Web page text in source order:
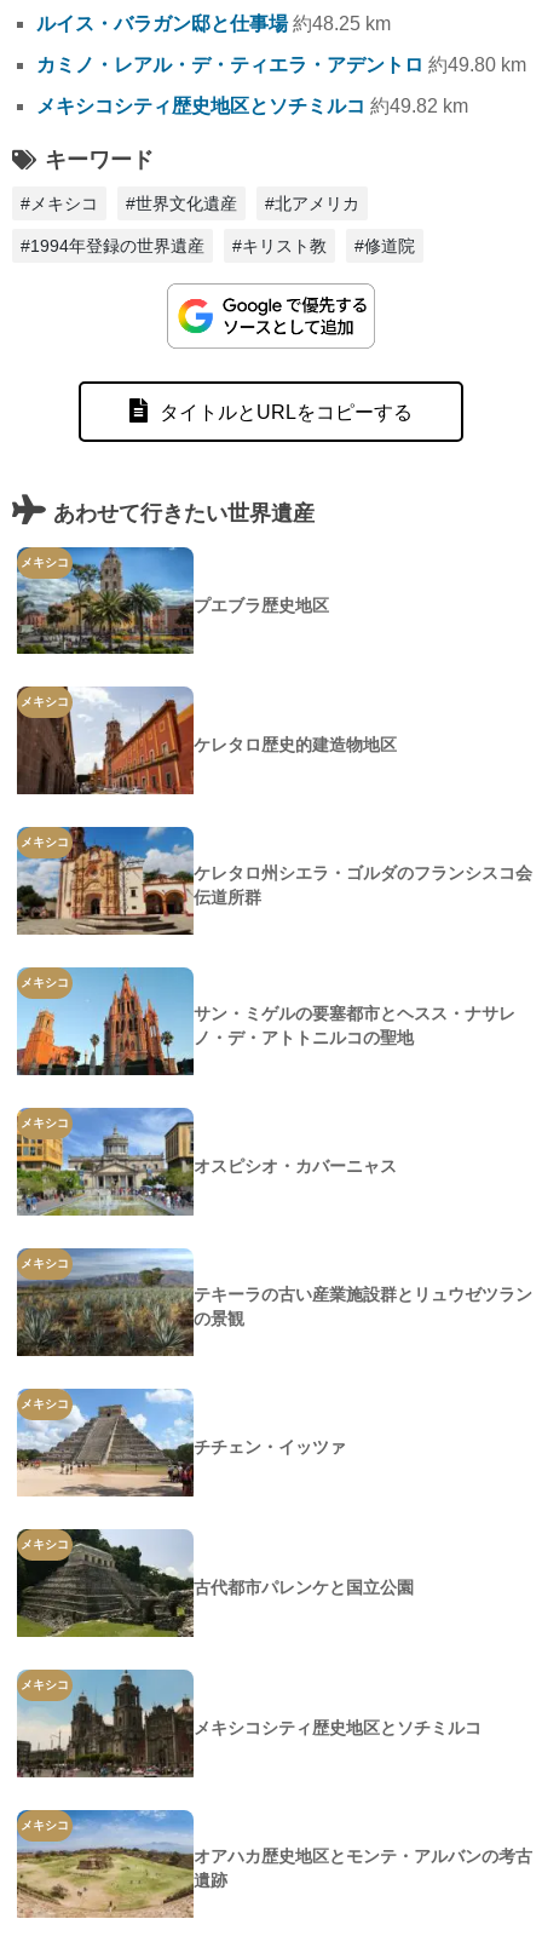
ルイス・バラガン邸と仕事場 約48.25 km
カミノ・レアル・デ・ティエラ・アデントロ 約49.80 km
メキシコシティ歴史地区とソチミルコ 約49.82 km
キーワード
#メキシコ #世界文化遺産 #北アメリカ
#1994年登録の世界遺産 #キリスト教 #修道院
タイトルとURLをコピーする
あわせて行きたい世界遺産
メキシコ
プエブラ歴史地区
メキシコ
ケレタロ歴史的建造物地区
メキシコ
ケレタロ州シエラ・ゴルダのフランシスコ会
伝道所群
メキシコ
サン・ミゲルの要塞都市とヘスス・ナサレ
ノ・デ・アトトニルコの聖地
メキシコ
オスピシオ・カバーニャス
メキシコ
テキーラの古い産業施設群とリュウゼツラン
の景観
メキシコ
チチェン・イッツァ
メキシコ
古代都市パレンケと国立公園
メキシコ
メキシコシティ歴史地区とソチミルコ
メキシコ
オアハカ歴史地区とモンテ・アルバンの考古
遺跡